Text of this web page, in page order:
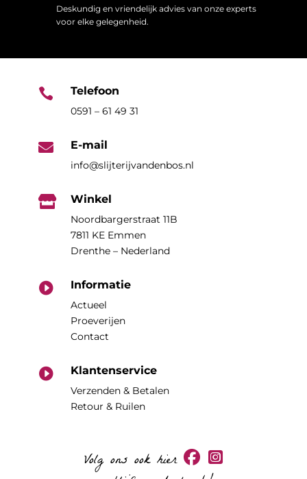
Deskundig en vriendelijk advies van onze experts
voor elke gelegenheid.
 Telefoon
0591 – 61 49 31
 E-mail
info@slijterijvandenbos.nl
 Winkel
Noordbargerstraat 11B
7811 KE Emmen
Drenthe – Nederland
 Informatie
Actueel
Proeverijen
Contact
 Klantenservice
Verzenden & Betalen
Retour & Ruilen
Volg ons ook hier